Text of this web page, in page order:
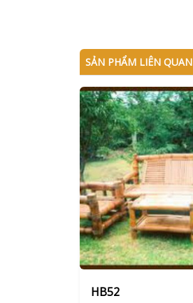
SẢN PHẨM LIÊN QUAN
HB52